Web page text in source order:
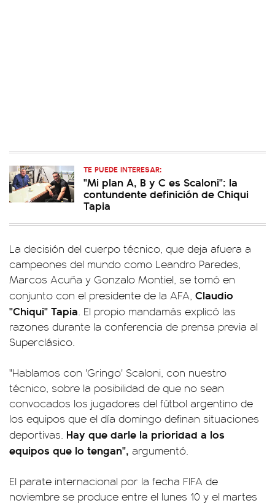
TE PUEDE INTERESAR:
"Mi plan A, B y C es Scaloni": la
contundente definición de Chiqui
Tapia
La decisión del cuerpo técnico, que deja afuera a
campeones del mundo como Leandro Paredes,
Marcos Acuña y Gonzalo Montiel, se tomó en
conjunto con el presidente de la AFA, Claudio
"Chiqui" Tapia. El propio mandamás explicó las
razones durante la conferencia de prensa previa al
Superclásico.
"Hablamos con 'Gringo' Scaloni, con nuestro
técnico, sobre la posibilidad de que no sean
convocados los jugadores del fútbol argentino de
los equipos que el día domingo definan situaciones
deportivas. Hay que darle la prioridad a los
equipos que lo tengan", argumentó.
El parate internacional por la fecha FIFA de
noviembre se produce entre el lunes 10 y el martes